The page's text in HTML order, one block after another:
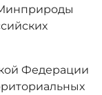
Федерации